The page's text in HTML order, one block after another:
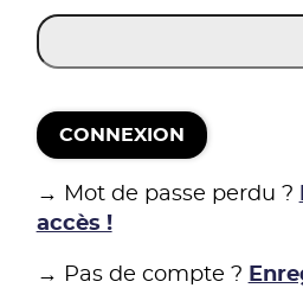
CONNEXION
→ Mot de passe perdu ?
accès !
→ Pas de compte ?